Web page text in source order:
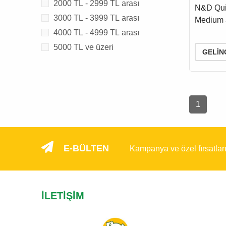
KÖPEK
N&D
Medium
Brokolili
Ve
1
2000 TL - 2999 TL arası
3000 TL - 3999 TL arası
4000 TL - 4999 TL arası
5000 TL ve üzeri
E-BÜLTEN Kampanya ve özel
İLETIŞIM